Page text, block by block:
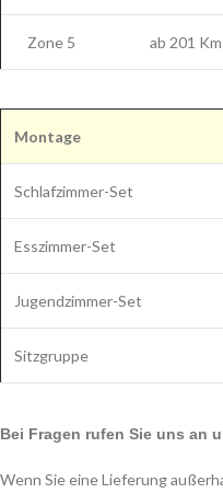
Zone 5 ab 201 Km
Montage
Schlafzimmer-Set
Esszimmer-Set
Jugendzimmer-Set
Sitzgruppe
Bei Fragen rufen Sie uns an
Wenn Sie eine Lieferung